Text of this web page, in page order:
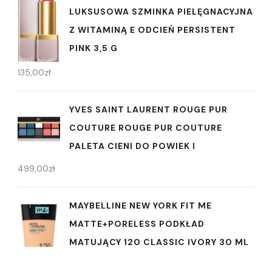
LUKSUSOWA SZMINKA PIELĘGNACYJNA
Z WITAMINĄ E ODCIEŃ PERSISTENT
PINK 3,5 G
135,00zł
YVES SAINT LAURENT ROUGE PUR
COUTURE ROUGE PUR COUTURE
PALETA CIENI DO POWIEK I
499,00zł
MAYBELLINE NEW YORK FIT ME
MATTE+PORELESS PODKŁAD
MATUJĄCY 120 CLASSIC IVORY 30 ML